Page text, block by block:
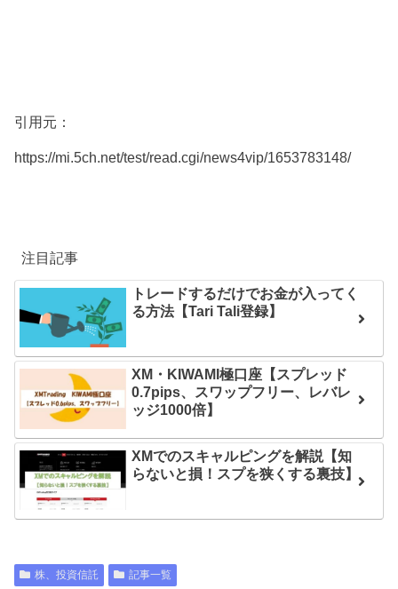
引用元：
https://mi.5ch.net/test/read.cgi/news4vip/1653783148/
注目記事
トレードするだけでお金が入ってく
る方法【Tari Tali登録】
XM・KIWAMI極口座【スプレッド
0.7pips、スワップフリー、レバレ
ッジ1000倍】
XMでのスキャルピングを解説【知
らないと損！スプを狭くする裏技】
株、投資信託 記事一覧